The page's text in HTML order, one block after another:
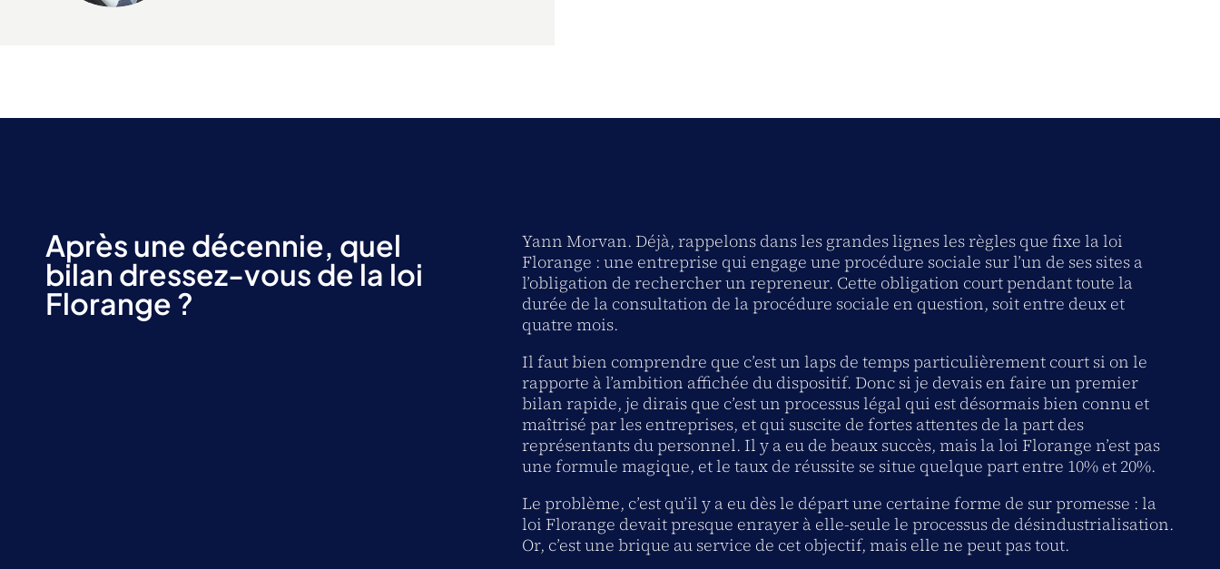
Après une décennie, quel
bilan dressez-vous de la loi
Florange ?
Yann Morvan. Déjà, rappelons dans les grandes lignes les règles que fixe la loi
Florange : une entreprise qui engage une procédure sociale sur l’un de ses sites a
l’obligation de rechercher un repreneur. Cette obligation court pendant toute la
durée de la consultation de la procédure sociale en question, soit entre deux et
quatre mois.
Il faut bien comprendre que c’est un laps de temps particulièrement court si on le
rapporte à l’ambition affichée du dispositif. Donc si je devais en faire un premier
bilan rapide, je dirais que c’est un processus légal qui est désormais bien connu et
maîtrisé par les entreprises, et qui suscite de fortes attentes de la part des
représentants du personnel. Il y a eu de beaux succès, mais la loi Florange n’est pas
une formule magique, et le taux de réussite se situe quelque part entre 10% et 20%.
Le problème, c’est qu’il y a eu dès le départ une certaine forme de sur promesse : la
loi Florange devait presque enrayer à elle-seule le processus de désindustrialisation.
Or, c’est une brique au service de cet objectif, mais elle ne peut pas tout.